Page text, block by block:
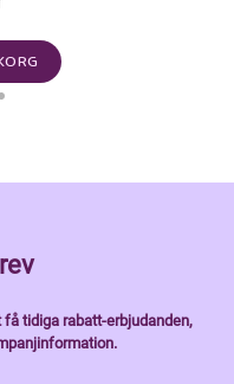
tidiga rabatt-erbjudanden,